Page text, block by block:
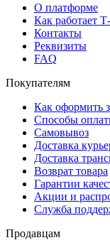
О платформе
Как работает
Контакты
Реквизиты
FAQ
Покупателям
Как оформить
Способы
Самовывоз
Доставка
Доставка
Возврат товара
Гарантии
Акции и
Служба
Продавцам